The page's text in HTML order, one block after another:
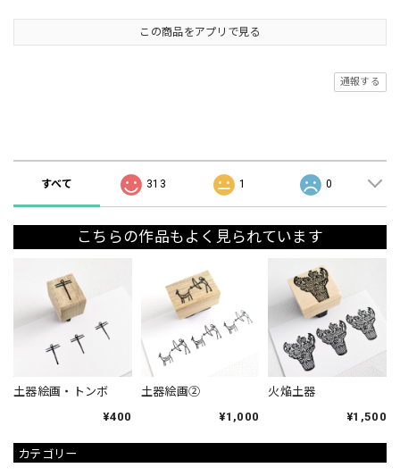
カテゴリー
この商品をアプリで見る
通報する
すべて 313 1 0
こちらの作品もよく見られています
土器絵画・トンボ
¥400
土器絵画②
¥1,000
火焔土器
¥1,500